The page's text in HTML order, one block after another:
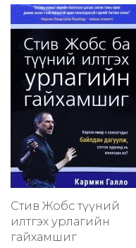
Стив Жобс түүний
илтгэх урлагийн
гайхамшиг